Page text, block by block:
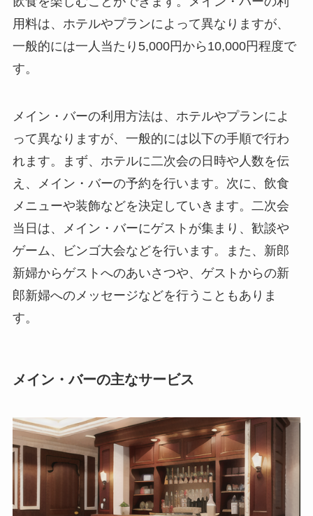
用料は、ホテルやプランによって異なりますが、
一般的には一人当たり5,000円から10,000円程度で
す。
メイン・バーの利用方法は、ホテルやプランによ
って異なりますが、一般的には以下の手順で行わ
れます。
まず、ホテルに二次会の日時や人数を伝
え、メイン・バーの予約を行います。次に、飲食
メニューや装飾などを決定していきます。二次会
当日は、メイン・バーにゲストが集まり、歓談や
ゲーム、ビンゴ大会などを行います。また、新郎
新婦からゲストへのあいさつや、ゲストからの新
郎新婦へのメッセージなどを行うこともありま
す。
メイン・バーの主なサービス